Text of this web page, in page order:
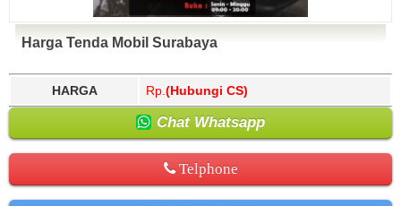
Harga Tenda Mobil Surabaya
HARGA Rp. (Hubungi CS)
Chat Whatsapp
Telphone